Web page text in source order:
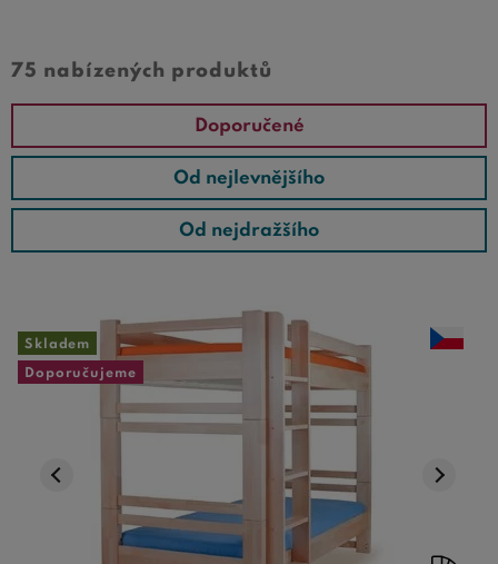
75 nabízených produktů
Doporučené
Od nejlevnějšího
Od nejdražšího
Skladem
Doporučujeme